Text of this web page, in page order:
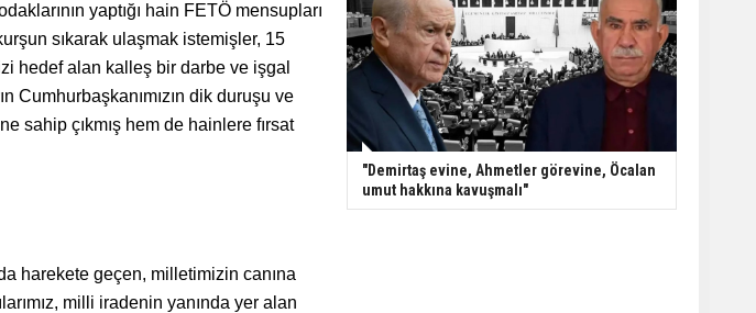
yaptığı hain FETÖ mensupları
sıkarak ulaşmak istemişler, 15
hedef alan kalleş bir darbe ve işgal
Cumhurbaşkanımızın dik duruşu ve
sahip çıkmış hem de hainlere fırsat
harekete geçen, milletimizin canına
milli iradenin yanında yer alan
"Demirtaş evine, Ahmetler görevine, Öcalan
umut hakkına kavuşmalı"